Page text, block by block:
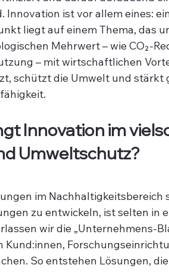
Innovation ist vor allem eines:
liegt auf einem Thema, das
Mehrwert – wie CO₂-
– mit wirtschaftlichen
schützt die Umwelt und stärkt
Innovation im
Umweltschutz?
im Nachhaltigkeitsbereich
zu entwickeln, ist selten in
wir die „Unternehmens-
Kund:innen,
So entstehen Lösungen,